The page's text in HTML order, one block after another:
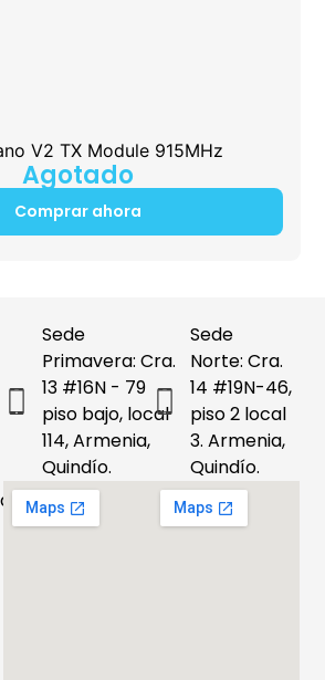
V2 TX Module 915MHz
Agotado
Comprar ahora
Sede
Primavera: Cra.
13 #16N - 79
piso bajo, local
114, Armenia,
Quindío.
Sede
Norte: Cra.
14 #19N-46,
piso 2 local
3. Armenia,
Quindío.